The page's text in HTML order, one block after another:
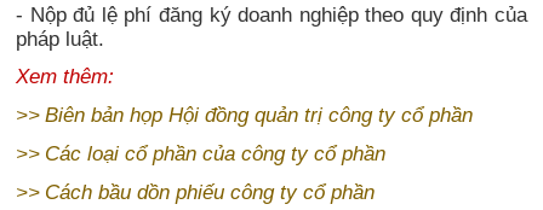
- Nộp đủ lệ phí đăng ký doanh nghiệp theo quy định của
pháp luật.
Xem thêm:
>> Biên bản họp Hội đồng quản trị công ty cổ phần
>> Các loại cổ phần của công ty cổ phần
>> Cách bầu dồn phiếu công ty cổ phần